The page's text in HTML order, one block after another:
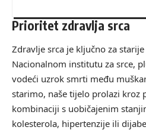
Prioritet zdravlja srca
Zdravlje srca je ključno za
Nacionalnom institutu za srce,
vodeći uzrok smrti među
starimo, naše tijelo prolazi kroz
kombinaciji s uobičajenim
kolesterola, hipertenzije ili